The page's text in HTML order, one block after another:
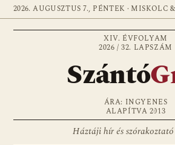
2026. AUGUSZTUS 7., PÉNTEK · MISKOLC
XIV. ÉVFOLYAM
2026 / 32. LAPSZÁM
Szántó
ÁRA: INGYENES
ALAPÍTVA 2013
Háztáji hír és